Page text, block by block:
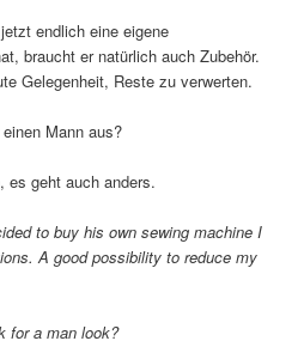
endlich eine eigene
braucht er natürlich auch Zubehör.
Gelegenheit, Reste zu verwerten.
Mann aus?
es geht auch anders.
to buy his own sewing machine I
A good possibility to reduce my
for a man look?